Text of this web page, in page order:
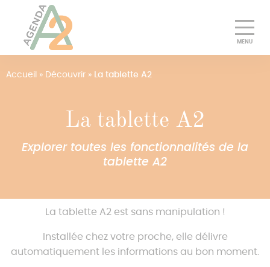
Découvrir
Accueil » Découvrir » La tablette A2
La tablette A2
Explorer toutes les fonctionnalités de la
tablette A2
La tablette A2 est sans manipulation !
Installée chez votre proche, elle délivre
automatiquement les informations au bon moment.